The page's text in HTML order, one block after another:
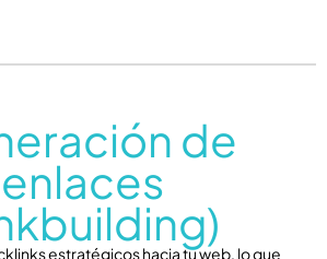
de
enlaces
estratégicos hacia tu web, lo que